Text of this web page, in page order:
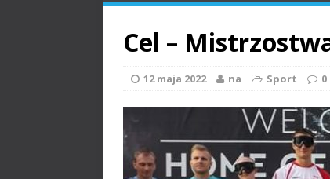
Cel –
12 maja 2022 na Sport 0